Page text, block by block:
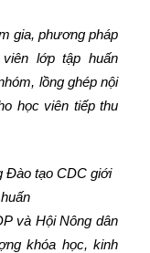
gia, phương pháp
lớp tập huấn
lồng ghép nội
học viên tiếp thu
Đào tạo CDC giới
và Hội Nông dân
khóa học, kinh